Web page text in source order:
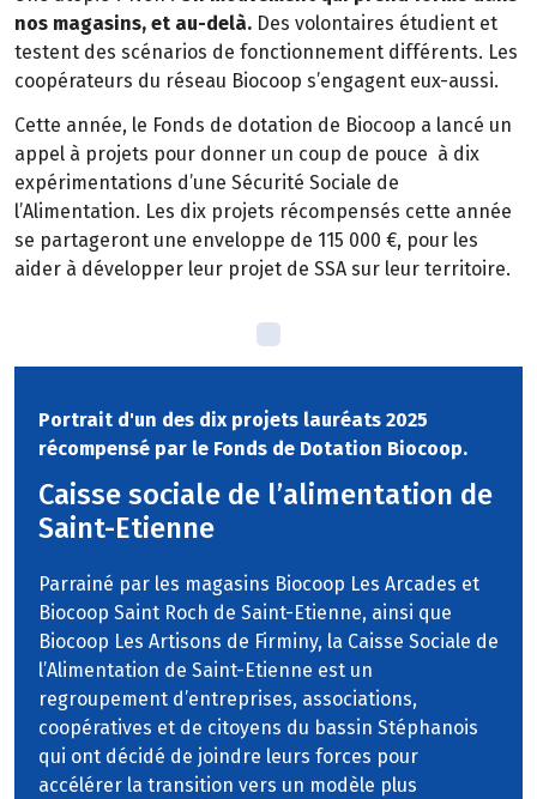
nos magasins, et au-delà. Des volontaires étudient et
testent des scénarios de fonctionnement différents. Les
coopérateurs du réseau Biocoop s’engagent eux-aussi.
Cette année, le Fonds de dotation de Biocoop a lancé un
appel à projets pour donner un coup de pouce à dix
expérimentations d’une Sécurité Sociale de
l’Alimentation. Les dix projets récompensés cette année
se partageront une enveloppe de 115 000 €, pour les
aider à développer leur projet de SSA sur leur territoire.
Portrait d'un des dix projets lauréats 2025
récompensé par le Fonds de Dotation Biocoop.
Caisse sociale de l’alimentation de
Saint-Etienne
Parrainé par les magasins Biocoop Les Arcades et
Biocoop Saint Roch de Saint-Etienne, ainsi que
Biocoop Les Artisons de Firminy, la Caisse Sociale de
l’Alimentation de Saint-Etienne est un
regroupement d’entreprises, associations,
coopératives et de citoyens du bassin Stéphanois
qui ont décidé de joindre leurs forces pour
accélérer la transition vers un modèle plus